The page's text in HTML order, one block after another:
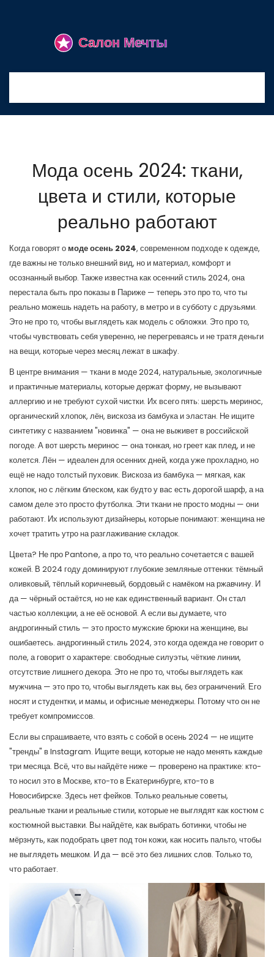
Мода осень 2024: ткани,
цвета и стили, которые
реально работают
Когда говорят о моде осень 2024, современном подходе к одежде,
где важны не только внешний вид, но и материал, комфорт и
осознанный выбор. Также известна какосенний стиль 2024, она
перестала быть про показы в Париже — теперь это про то, что ты
реально можешь надеть на работу, в метро и в субботу с друзьями.
Это не про то, чтобы выглядеть как модель с обложки. Это про то,
чтобы чувствовать себя уверенно, не перегреваясь и не тратя деньги
на вещи, которые через месяц лежат в шкафу.
В центре внимания — ткани в моде 2024, натуральные, экологичные
и практичные материалы, которые держат форму, не вызывают
аллергию и не требуют сухой чистки. Их всего пять: шерсть меринос,
органический хлопок, лён, вискоза из бамбука и эластан. Не ищите
синтетику с названием "новинка" — она не выживет в российской
погоде. А вот шерсть меринос — она тонкая, но греет как плед, и не
колется. Лён — идеален для осенних дней, когда уже прохладно, но
ещё не надо толстый пуховик. Вискоза из бамбука — мягкая, как
хлопок, но с лёгким блеском, как будто у вас есть дорогой шарф, а на
самом деле это просто футболка. Эти ткани не просто модны — они
работают. Их используют дизайнеры, которые понимают: женщина не
хочет тратить утро на разглаживание складок.
Цвета? Не про Pantone, а про то, что реально сочетается с вашей
кожей. В 2024 году доминируют глубокие земляные оттенки: тёмный
оливковый, тёплый коричневый, бордовый с намёком на ржавчину. И
да — чёрный остаётся, но не как единственный вариант. Он стал
частью коллекции, а не её основой. А если вы думаете, что
андрогинный стиль — это просто мужские брюки на женщине, вы
ошибаетесь. андрогинный стиль 2024, это когда одежда не говорит о
поле, а говорит о характере: свободные силуэты, чёткие линии,
отсутствие лишнего декора. Это не про то, чтобы выглядеть как
мужчина — это про то, чтобы выглядеть как вы, без ограничений. Его
носят и студентки, и мамы, и офисные менеджеры. Потому что он не
требует компромиссов.
Если вы спрашиваете, что взять с собой в осень 2024 — не ищите
"тренды" в Instagram. Ищите вещи, которые не надо менять каждые
три месяца. Всё, что вы найдёте ниже — проверено на практике: кто-
то носил это в Москве, кто-то в Екатеринбурге, кто-то в
Новосибирске. Здесь нет фейков. Только реальные советы,
реальные ткани и реальные стили, которые не выглядят как костюм с
костюмной выставки. Вы найдёте, как выбрать ботинки, чтобы не
мёрзнуть, как подобрать цвет под тон кожи, как носить пальто, чтобы
не выглядеть мешком. И да — всё это без лишних слов. Только то,
что работает.